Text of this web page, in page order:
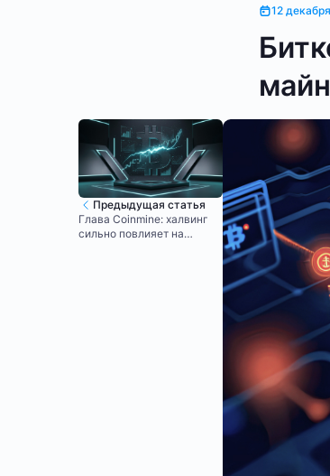
12
Предыдущая статья
Глава Coinmine: халвинг
сильно повлияет на